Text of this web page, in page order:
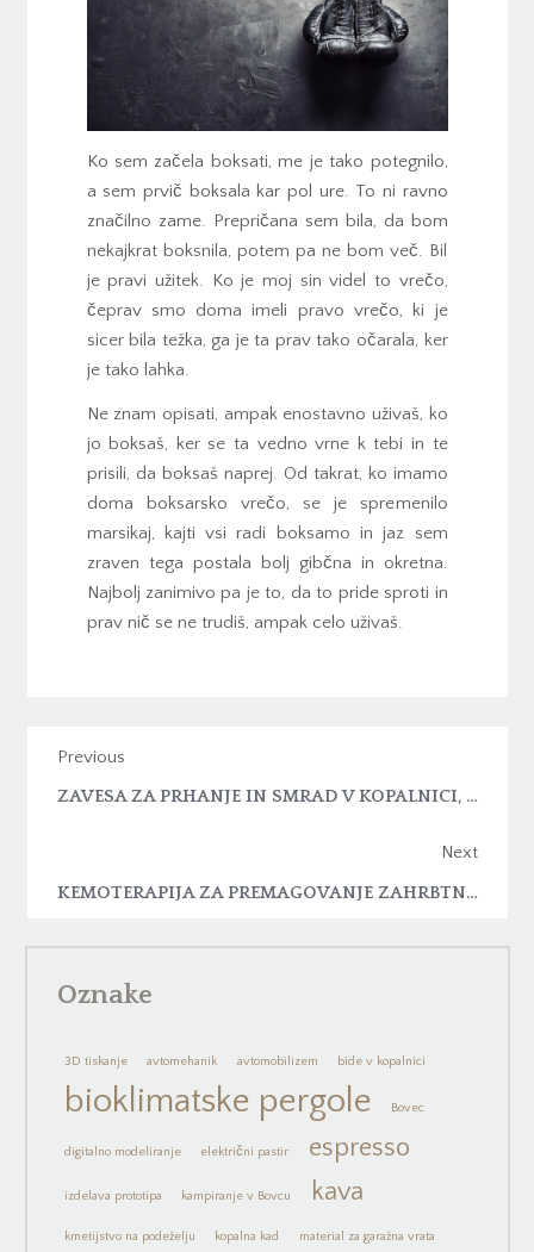
Ko sem začela boksati, me je tako potegnilo,
a sem prvič boksala kar pol ure. To ni ravno
značilno zame. Prepričana sem bila, da bom
nekajkrat boksnila, potem pa ne bom več. Bil
je pravi užitek. Ko je moj sin videl to vrečo,
čeprav smo doma imeli pravo vrečo, ki je
sicer bila težka, ga je ta prav tako očarala, ker
je tako lahka.
Ne znam opisati, ampak enostavno uživaš, ko
jo boksaš, ker se ta vedno vrne k tebi in te
prisili, da boksaš naprej. Od takrat, ko imamo
doma boksarsko vrečo, se je spremenilo
marsikaj, kajti vsi radi boksamo in jaz sem
zraven tega postala bolj gibčna in okretna.
Najbolj zanimivo pa je to, da to pride sproti in
prav nič se ne trudiš, ampak celo uživaš.
Previous
ZAVESA ZA PRHANJE IN SMRAD V KOPALNICI, KI JE BIL POPOLNOMA NEPRIČAKOVAN
Next
KEMOTERAPIJA ZA PREMAGOVANJE ZAHRBTNE BOLEZNI
Oznake
3D tiskanje avtomehanik avtomobilizem bide v kopalnici
bioklimatske pergole Bovec
digitalno modeliranje električni pastir espresso
izdelava prototipa kampiranje v Bovcu kava
kmetijstvo na podeželju kopalna kad material za garažna vrata